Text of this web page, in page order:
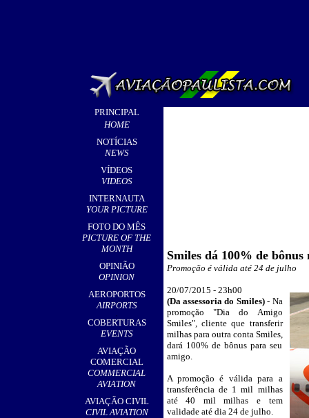
PRINCIPAL
HOME
NOTÍCIAS
NEWS
VÍDEOS
VIDEOS
INTERNAUTA
YOUR PICTURE
FOTO DO MÊS
PICTURE OF THE
MONTH
OPINIÃO
OPINION
AEROPORTOS
AIRPORTS
,
COBERTURAS
EVENTS
AVIAÇÃO
COMERCIAL
COMMERCIAL
AVIATION
AVIAÇÃO CIVIL
CIVIL AVIATION
Smiles dá 100% de
Promoção é válida até 24 de julho
20/07/2015 - 23h00
(Da assessoria do Smiles) - Na
promoção "Dia do Amigo
Smiles", cliente que transferir
milhas para outra conta Smiles,
dará 100% de bônus para seu
amigo.
A promoção é válida para a
transferência de 1 mil milhas
até 40 mil milhas e tem
validade até dia 24 de julho.